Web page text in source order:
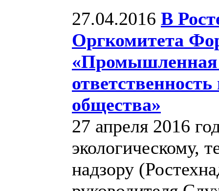
27.04.2016 В
Оргкомитета
«Промышленная
ответственность
общества»
27 апреля 2016
экологическому,
надзору